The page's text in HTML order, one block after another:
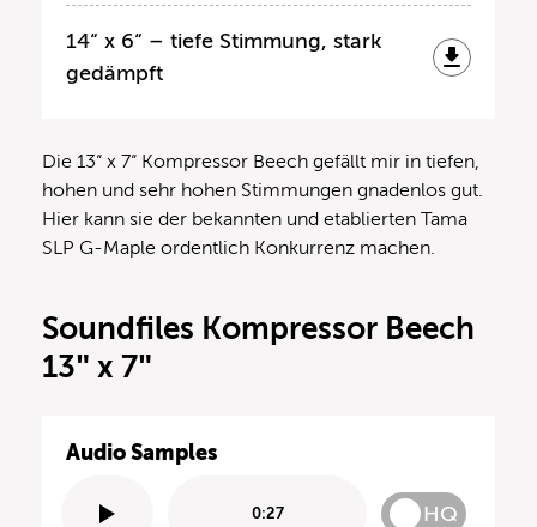
14“ x 6“ – tiefe Stimmung, stark
gedämpft
Die 13“ x 7“ Kompressor Beech gefällt mir in tiefen,
hohen und sehr hohen Stimmungen gnadenlos gut.
Hier kann sie der bekannten und etablierten Tama
SLP G-Maple ordentlich Konkurrenz machen.
Soundfiles Kompressor Beech
13″ x 7″
Audio Samples
0:27 HQ